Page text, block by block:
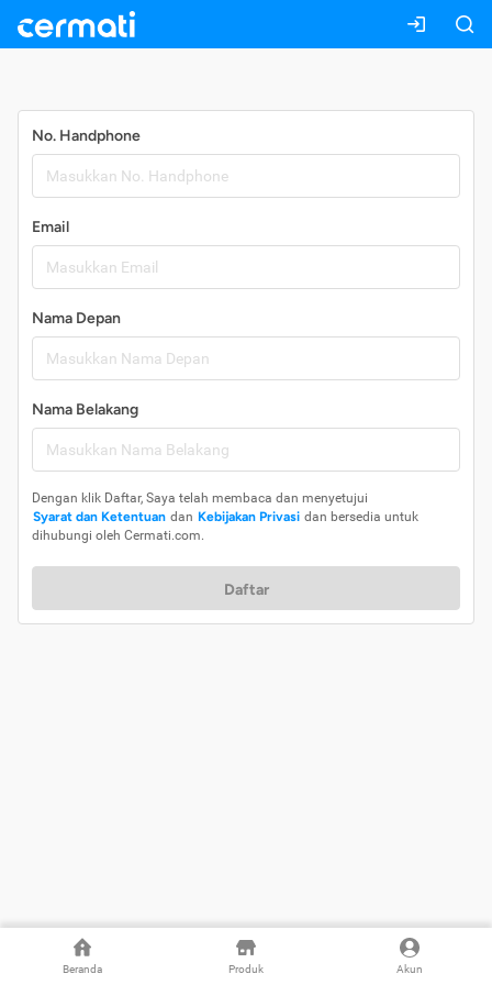
Beranda Produk Akun
No. Handphone
Email
Nama Depan
Nama Belakang
Dengan klik Daftar, Saya telah membaca dan menyetujui
Syarat dan Ketentuan dan Kebijakan Privasi dan bersedia untuk
dihubungi oleh Cermati.com.
Daftar